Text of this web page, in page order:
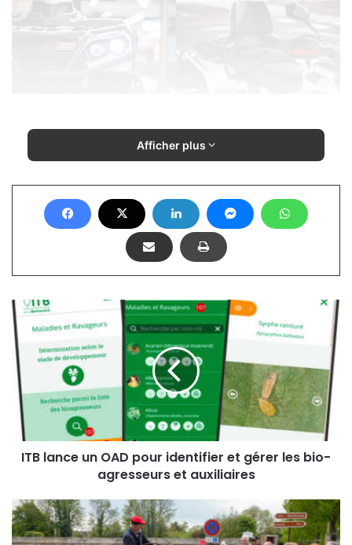
Afficher plus
ITB
lance
un
OAD
pour
identifier
et
gérer
les
bio-
auxiliaires
ITB lance un OAD pour identifier et gérer les bio-
agresseurs et auxiliaires
Montmirail
(51)
: